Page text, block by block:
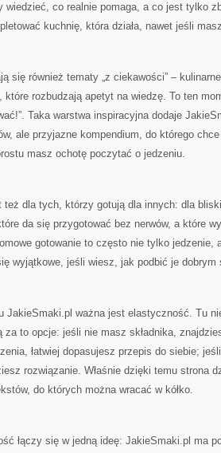
wiedzieć, co realnie pomaga, a co jest tylko
kuchnię, która działa, nawet jeśli
się również tematy „z ciekawości” –
które rozbudzają apetyt na wiedzę. To ten
Taka warstwa inspiracyjna dodaje
ale przyjazne kompendium, do którego
masz ochotę poczytać o jedzeniu.
dla tych, którzy gotują dla innych: dla
da się przygotować bez nerwów, a które
gotowanie to często nie tylko jedzenie,
wyjątkowe, jeśli wiesz, jak podbić je dobrym
JakieSmaki.pl ważna jest elastyczność. Tu
za to opcje: jeśli nie masz składnika,
łatwiej dopasujesz przepis do siebie;
rozwiązanie. Właśnie dzięki temu strona
do których można wracać w kółko.
łączy się w jedną ideę: JakieSmaki.pl ma